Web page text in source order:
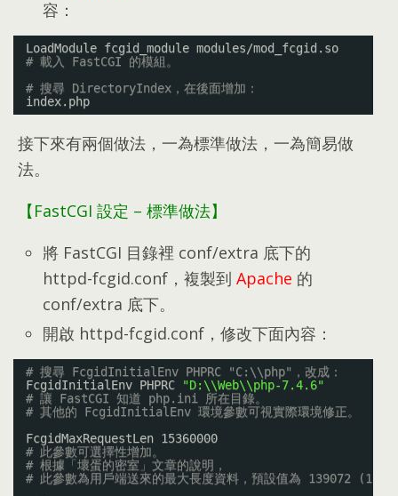
容 ：
LoadModule fcgid_module modules/mod_fcgid.so
# 載入 FastCGI 的模組。
# 搜尋 DirectoryIndex，在後面增加：
index.php
接下來有兩個做法 ， 一為標準做法 ， 一為簡易做
法。
【FastCGI 設定 – 標準做法】
將 FastCGI 目錄裡 conf/extra 底下的
httpd-fcgid.conf ，複製到 Apache 的
conf/extra 底下。
開啟 httpd-fcgid.conf ，修改下面內容 ：
# 搜尋 FcgidInitialEnv PHPRC "C:\\php"，改成：
FcgidInitialEnv PHPRC
"D:\\Web\\php-7.4.6"
# 讓 FastCGI 知道 php.ini 所在目錄。
# 其他的 FcgidInitialEnv 環境參數可視實際環境修正。
FcgidMaxRequestLen 15360000
# 此參數可選擇性增加。
# 根據「壞蛋的密室」文章的說明，
# 此參數為用戶端送來的最大長度資料，預設值為 139072